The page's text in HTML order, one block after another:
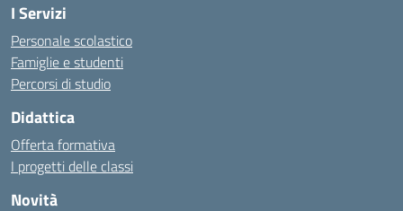
I Servizi
Personale scolastico
Famiglie e studenti
Percorsi di studio
Didattica
Offerta formativa
I progetti delle classi
Novità